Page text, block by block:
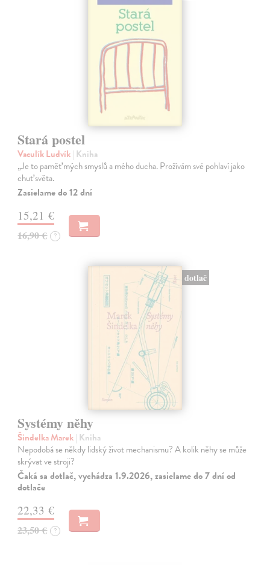
Stará postel
Vaculík Ludvík| Kniha
„Je to paměť mých smyslů a mého ducha. Prožívám své pohlaví jako
chuť světa.
Zasielame do 12 dní
15,21 €
16,90 € ?
dotlač
Systémy něhy
Šindelka Marek| Kniha
Nepodobá se někdy lidský život mechanismu? A kolik něhy se může
skrývat ve stroji?
Čaká sa dotlač, vychádza 1.9.2026, zasielame do 7 dní od
dotlače
22,33 €
23,50 € ?